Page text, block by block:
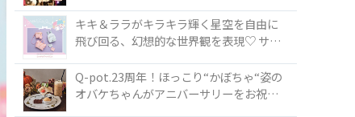
キキ＆ララがキラキラ輝く星空を自由に
飛び回る、幻想的な世界観を表現♡ サマ
50周年アニバーサリーイヤー』を記念し
たコレクションが登場
Q-pot.23周年！ほっこり“かぼちゃ“姿の
オバケちゃんがアニバーサリーをお祝い